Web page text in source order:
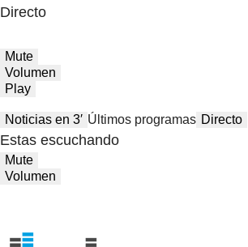
Directo
Mute
Volumen
Play
Noticias en 3′ Últimos programas Directo
Estas escuchando
Mute
Volumen